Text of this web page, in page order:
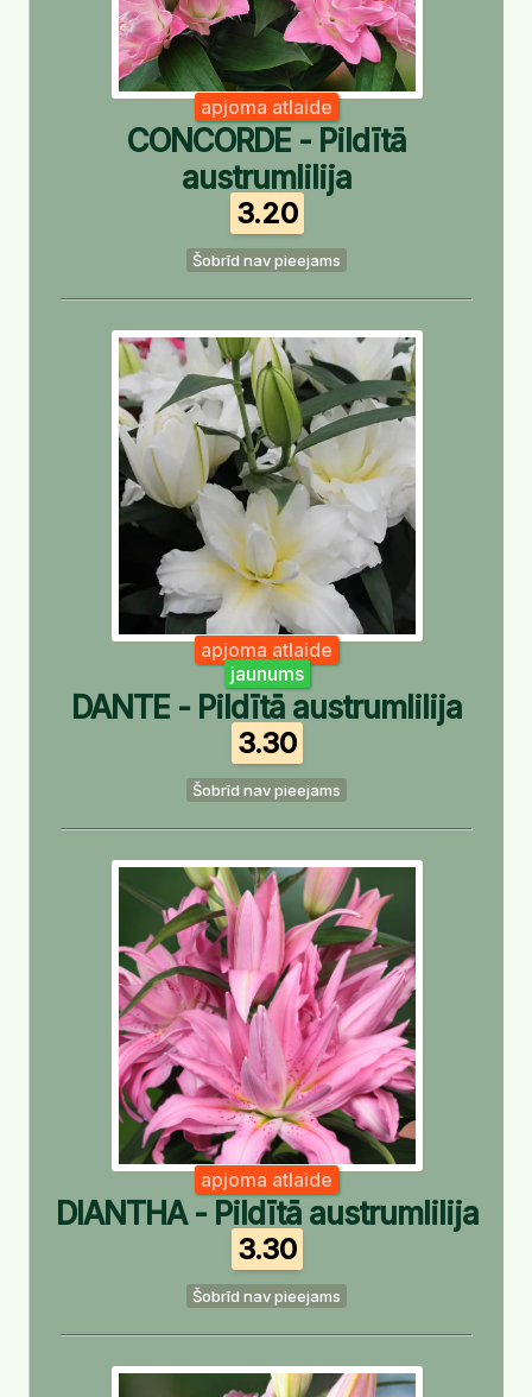
apjoma atlaide
CONCORDE - Pildītā
austrumlilija
3.20
Šobrīd nav pieejams
apjoma atlaide
jaunums
DANTE - Pildītā austrumlilija
3.30
Šobrīd nav pieejams
apjoma atlaide
DIANTHA - Pildītā austrumlilija
3.30
Šobrīd nav pieejams